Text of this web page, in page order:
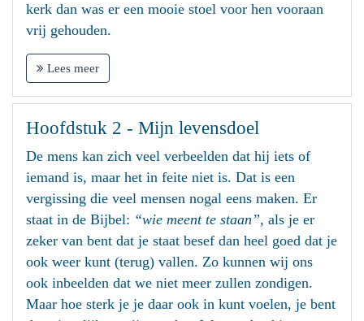
kerk dan was er een mooie stoel voor hen vooraan
vrij gehouden.
Lees meer
Hoofdstuk 2 - Mijn levensdoel
De mens kan zich veel verbeelden dat hij iets of
iemand is, maar het in feite niet is. Dat is een
vergissing die veel mensen nogal eens maken. Er
staat in de Bijbel: “wie meent te staan”, als je er
zeker van bent dat je staat besef dan heel goed dat je
ook weer kunt (terug) vallen. Zo kunnen wij ons
ook inbeelden dat we niet meer zullen zondigen.
Maar hoe sterk je je daar ook in kunt voelen, je bent